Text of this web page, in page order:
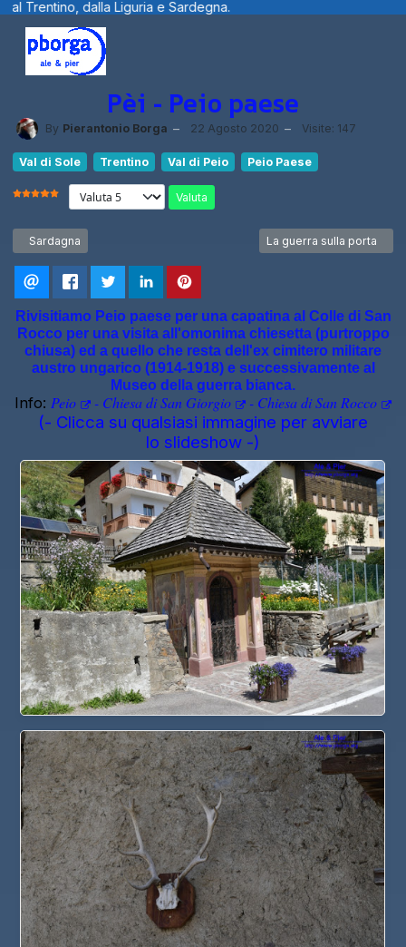
Benvenuti visitatori ...
Pèi - Peio paese
By Pierantonio Borga 22 Agosto 2020 Visite: 147
Val di Sole Trentino Val di Peio Peio Paese
VALUTAZIONE ATTUALE:
Valuta
Articolo precedente: Sardagna
Sardagna Articolo successivo: La
La guerra sulla porta
Rivisitiamo Peio paese per una capatina al Colle di San
Rocco per una visita all'omonima chiesetta (purtroppo
chiusa) ed a quello che resta dell'ex cimitero militare
austro ungarico (1914-1918)e successivamente al
Museo della guerra bianca.
Info: Peio - Chiesa di San Giorgio - Chiesa di San Rocco
(- Clicca su qualsiasi immagine per avviare
lo slideshow -)